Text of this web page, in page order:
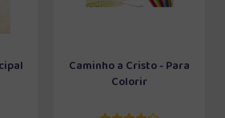
Caminho a Cristo - Para
Colorir